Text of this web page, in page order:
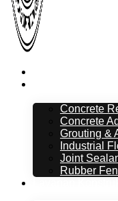
Concrete
Concrete
Grouting &
Industrial
Joint
Rubber